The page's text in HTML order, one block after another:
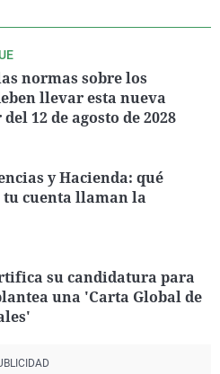
normas sobre los
llevar esta nueva
12 de agosto de 2028
y Hacienda: qué
cuenta llaman la
su candidatura para
una 'Carta Global de